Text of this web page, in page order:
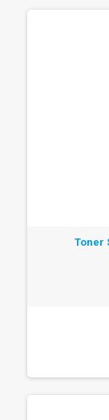
Toner